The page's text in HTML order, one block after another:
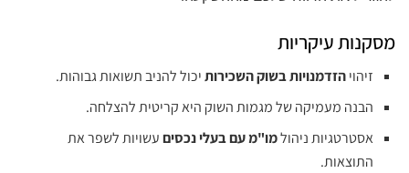
מסקנות עיקריות
זיהויהזדמנויות בשוק השכירותיכול להניב תשואות גבוהות.
הבנה מעמיקה של מגמות השוק היא קריטית להצלחה.
אסטרטגיות ניהולמו"מ עם בעלי נכסיםעשויות לשפר את
התוצאות.